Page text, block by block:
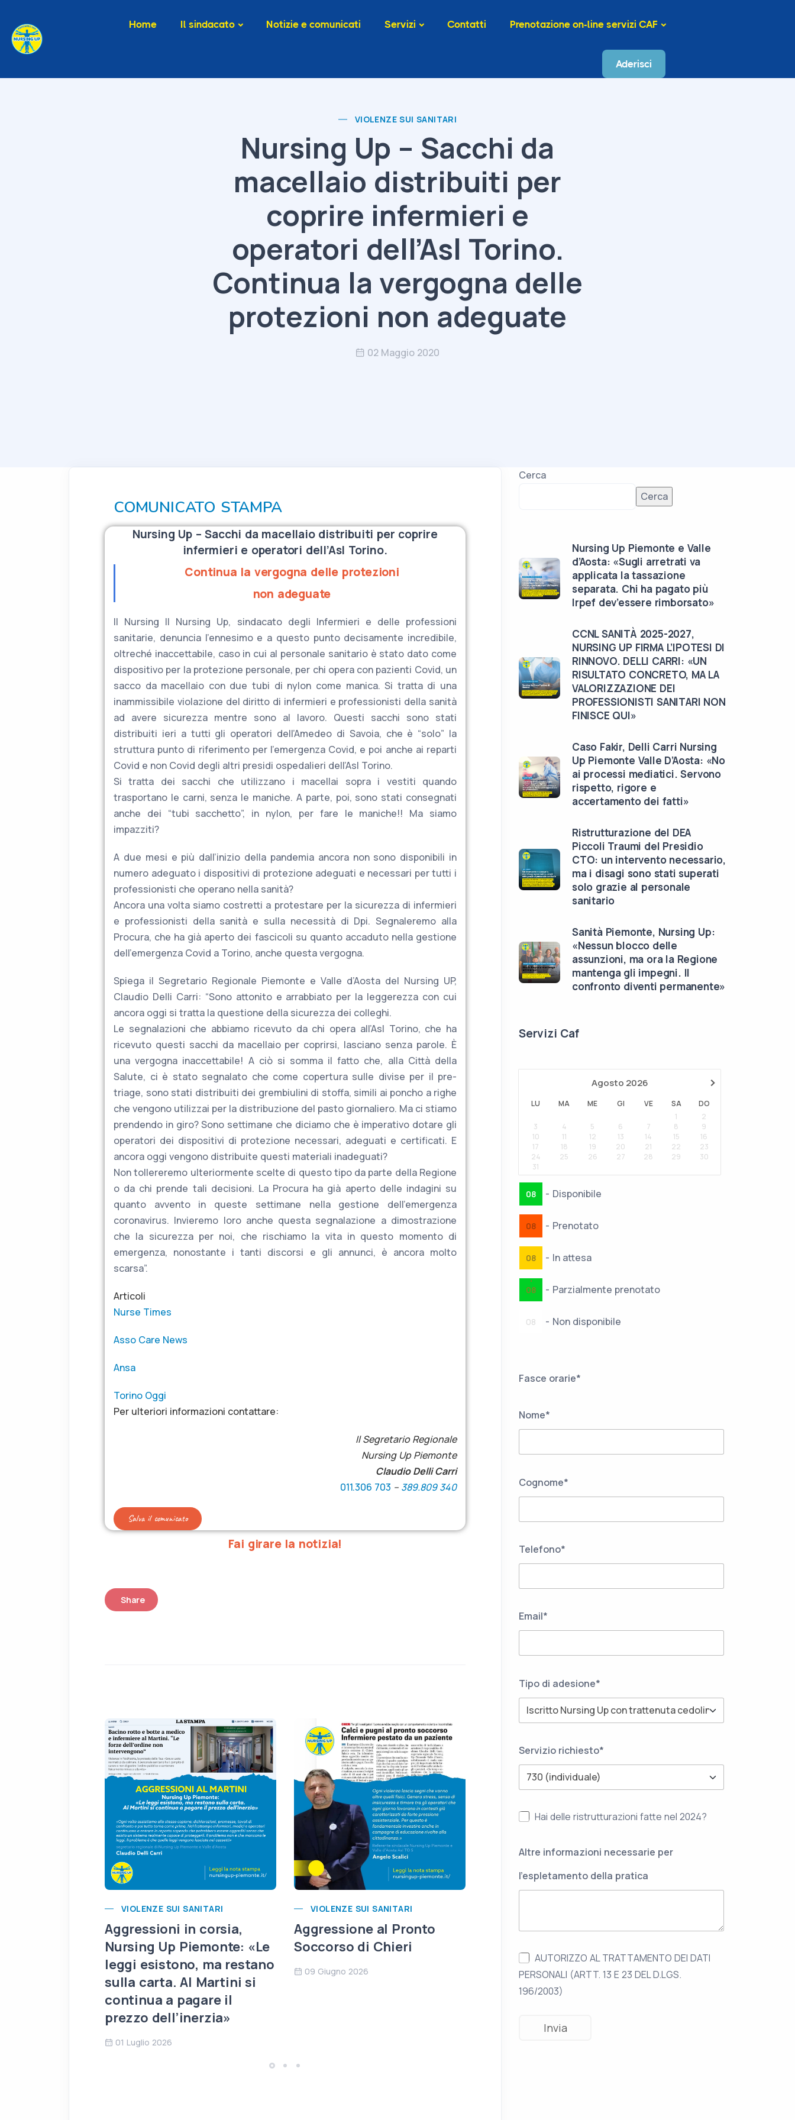
Home Il sindacato Notizie e comunicati Servizi Contatti Prenotazione on-line servizi CAF
Aderisci
VIOLENZE SUI SANITARI
Nursing Up – Sacchi da
macellaio distribuiti per
coprire infermieri e
operatori dell’Asl Torino.
Continua la vergogna delle
protezioni non adeguate
02 Maggio 2020
COMUNICATO STAMPA
Nursing Up – Sacchi da macellaio distribuiti per coprire
infermieri e operatori dell’Asl Torino.
Continua la vergogna delle protezioni
non adeguate
Il Nursing Il Nursing Up, sindacato degli Infermieri e delle professioni
sanitarie, denuncia l’ennesimo e a questo punto decisamente incredibile,
oltreché inaccettabile, caso in cui al personale sanitario è stato dato come
dispositivo per la protezione personale, per chi opera con pazienti Covid, un
sacco da macellaio con due tubi di nylon come manica. Si tratta di una
inammissibile violazione del diritto di infermieri e professionisti della sanità
ad avere sicurezza mentre sono al lavoro. Questi sacchi sono stati
distribuiti ieri a tutti gli operatori dell’Amedeo di Savoia, che è “solo” la
struttura punto di riferimento per l’emergenza Covid, e poi anche ai reparti
Covid e non Covid degli altri presidi ospedalieri dell’Asl Torino.
Si tratta dei sacchi che utilizzano i macellai sopra i vestiti quando
trasportano le carni, senza le maniche. A parte, poi, sono stati consegnati
anche dei “tubi sacchetto”, in nylon, per fare le maniche!! Ma siamo
impazziti?
A due mesi e più dall’inizio della pandemia ancora non sono disponibili in
numero adeguato i dispositivi di protezione adeguati e necessari per tutti i
professionisti che operano nella sanità?
Ancora una volta siamo costretti a protestare per la sicurezza di infermieri
e professionisti della sanità e sulla necessità di Dpi. Segnaleremo alla
Procura, che ha già aperto dei fascicoli su quanto accaduto nella gestione
dell’emergenza Covid a Torino, anche questa vergogna.
Spiega il Segretario Regionale Piemonte e Valle d’Aosta del Nursing UP,
Claudio Delli Carri: “Sono attonito e arrabbiato per la leggerezza con cui
ancora oggi si tratta la questione della sicurezza dei colleghi.
Le segnalazioni che abbiamo ricevuto da chi opera all’Asl Torino, che ha
ricevuto questi sacchi da macellaio per coprirsi, lasciano senza parole. È
una vergogna inaccettabile! A ciò si somma il fatto che, alla Città della
Salute, ci è stato segnalato che come copertura sulle divise per il pre-
triage, sono stati distribuiti dei grembiulini di stoffa, simili ai poncho a righe
che vengono utilizzai per la distribuzione del pasto giornaliero. Ma ci stiamo
prendendo in giro? Sono settimane che diciamo che è imperativo dotare gli
operatori dei dispositivi di protezione necessari, adeguati e certificati. E
ancora oggi vengono distribuite questi materiali inadeguati?
Non tollereremo ulteriormente scelte di questo tipo da parte della Regione
o da chi prende tali decisioni. La Procura ha già aperto delle indagini su
quanto avvento in queste settimane nella gestione dell’emergenza
coronavirus. Invieremo loro anche questa segnalazione a dimostrazione
che la sicurezza per noi, che rischiamo la vita in questo momento di
emergenza, nonostante i tanti discorsi e gli annunci, è ancora molto
scarsa”.
Articoli
Nurse Times
Asso Care News
Ansa
Torino Oggi
Per ulteriori informazioni contattare:
Il Segretario Regionale
Nursing Up Piemonte
Claudio Delli Carri
011.306 703 – 389.809 340
Salva il comunicato
Fai girare la notizia!
Share
VIOLENZE SUI SANITARI
Aggressioni in corsia,
Nursing Up Piemonte: «Le
leggi esistono, ma restano
sulla carta. Al Martini si
continua a pagare il
prezzo dell’inerzia»
01 Luglio 2026
VIOLENZE SUI SANITARI
Aggressione al Pronto
Soccorso di Chieri
09 Giugno 2026
Sicurezza sul lavoro? In
28 Aprile 2026
Aggressione alle
colpito al torace
Cerca
Cerca
Nursing Up Piemonte e Valle
d’Aosta: «Sugli arretrati va
applicata la tassazione
separata. Chi ha pagato più
Irpef dev’essere rimborsato»
CCNL SANITÀ 2025-2027,
NURSING UP FIRMA L’IPOTESI DI
RINNOVO. DELLI CARRI: «UN
RISULTATO CONCRETO, MA LA
VALORIZZAZIONE DEI
PROFESSIONISTI SANITARI NON
FINISCE QUI»
Caso Fakir, Delli Carri Nursing
Up Piemonte Valle D’Aosta: «No
ai processi mediatici. Servono
rispetto, rigore e
accertamento dei fatti»
Ristrutturazione del DEA
Piccoli Traumi del Presidio
CTO: un intervento necessario,
ma i disagi sono stati superati
solo grazie al personale
sanitario
Sanità Piemonte, Nursing Up:
«Nessun blocco delle
assunzioni, ma ora la Regione
mantenga gli impegni. Il
confronto diventi permanente»
Servizi Caf
›
Agosto 2026
LU MA ME GI VE SA
DO
1
2
3
4 5 6 7 8
9
10
11 12 13 14 15
16
17
18 19 20 21 22
23
24
25 26 27 28 29
30
31
08 - Disponibile
08 - Prenotato
08 - In attesa
·
08 - Parzialmente prenotato
08 - Non disponibile
Fasce orarie*
Nome*
Cognome*
Telefono*
Email*
Tipo di adesione*
Servizio richiesto*
Hai delle ristrutturazioni fatte nel 2024?
Altre informazioni necessarie per
l'espletamento della pratica
AUTORIZZO AL TRATTAMENTO DEI DATI
PERSONALI (ARTT. 13 E 23 DEL D.LGS.
196/2003)